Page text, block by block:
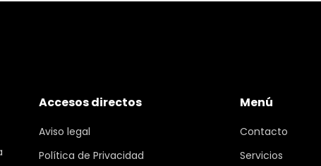
Accesos directos
Aviso legal
Política de Privacidad
Menú
Contacto
Servicios